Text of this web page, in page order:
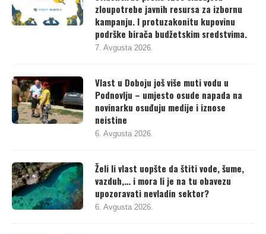
zloupotrebe javnih resursa za izbornu
kampanju. I protuzakonitu kupovinu
podrške birača budžetskim sredstvima.
7. Avgusta 2026.
Vlast u Doboju još više muti vodu u
Podnovlju – umjesto osude napada na
novinarku osuđuju medije i iznose
neistine
6. Avgusta 2026.
Želi li vlast uopšte da štiti vode, šume,
vazduh,… i mora li je na tu obavezu
upozoravati nevladin sektor?
6. Avgusta 2026.